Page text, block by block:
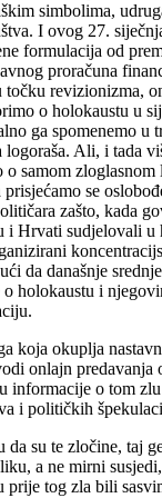
simbolima,
I ovog 27.
formulacija od
proračuna
točku revizionizma,
o holokaustu u
ga spomenemo u
logoraša. Ali, i tada
samom zloglasnom
se
zašto, kada
i Hrvati sudjelovali u
da današnje
o holokaustu i
koja okuplja
onlajn predavanja
informacije o tom
i političkih
da su te zločine, taj
a ne mirni
tog zla bili